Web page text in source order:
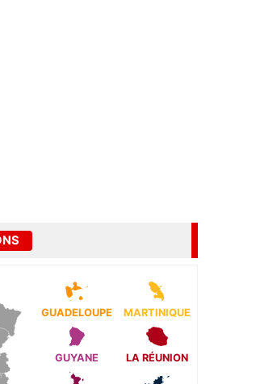
GUADELOUPE MARTINIQUE
GUYANE LA RÉUNION